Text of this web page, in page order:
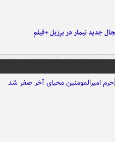
جدید نیمار در برزیل +فیلم